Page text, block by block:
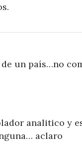
un país…no
analitico y
aclaro